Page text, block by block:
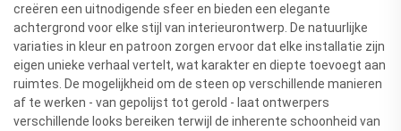
creëren een uitnodigende sfeer en bieden een elegante
achtergrond voor elke stijl van interieurontwerp. De natuurlijke
variaties in kleur en patroon zorgen ervoor dat elke installatie zijn
eigen unieke verhaal vertelt, wat karakter en diepte toevoegt aan
ruimtes. De mogelijkheid om de steen op verschillende manieren
af te werken - van gepolijst tot gerold - laat ontwerpers
verschillende looks bereiken terwijl de inherente schoonheid van